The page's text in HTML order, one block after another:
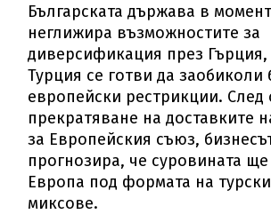
Българската държава в
неглижира възможностите за
диверсификация през Гърция,
Турция се готви да заобиколи
европейски рестрикции. След
прекратяване на доставките
за Европейския съюз,
прогнозира, че суровината
Европа под формата на
миксове.